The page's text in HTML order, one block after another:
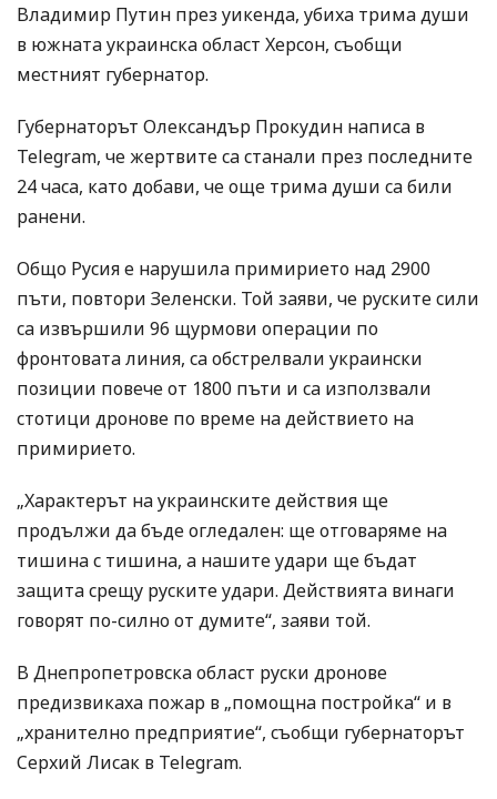
Владимир Путин през уикенда, убиха трима души
в южната украинска област Херсон, съобщи
местният губернатор.
Губернаторът Олександър Прокудин написа в
Telegram, че жертвите са станали през последните
24 часа, като добави, че още трима души са били
ранени.
Общо Русия е нарушила примирието над 2900
пъти, повтори Зеленски. Той заяви, че руските сили
са извършили 96 щурмови операции по
фронтовата линия, са обстрелвали украински
позиции повече от 1800 пъти и са използвали
стотици дронове по време на действието на
примирието.
„Характерът на украинските действия ще
продължи да бъде огледален: ще отговаряме на
тишина с тишина, а нашите удари ще бъдат
защита срещу руските удари. Действията винаги
говорят по-силно от думите“, заяви той.
В Днепропетровска област руски дронове
предизвикаха пожар в „помощна постройка“ и в
„хранително предприятие“, съобщи губернаторът
Серхий Лисак в Telegram.